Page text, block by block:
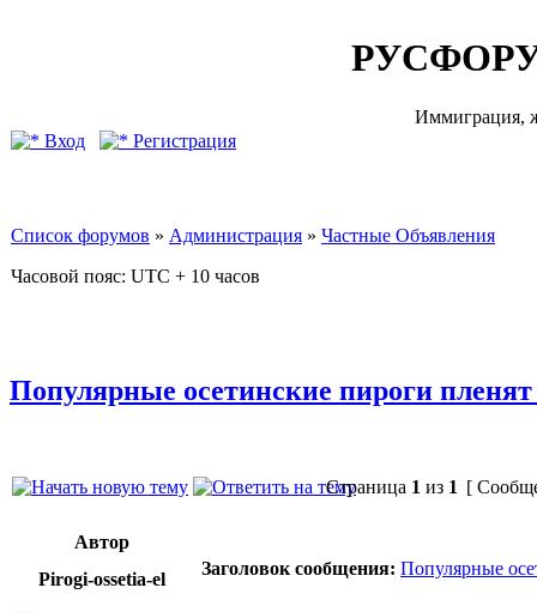
Иммиграция,
Вход
Регистрация
Список форумов » Администрация » Частные Объявления
Часовой пояс: UTC + 10 часов
Популярные осетинские пироги
Страница 1 из 1 [
Автор
Pirogi-ossetia-el
Заголовок сообщения: Популярные